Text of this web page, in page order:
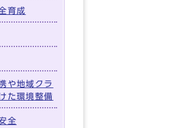
育成
や地域クラ
た環境整備
全